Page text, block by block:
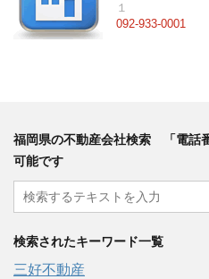
１
092-933-0001
福岡県の不動産会社検索 「電話
可能です
検索されたキーワード一覧
三好不動産